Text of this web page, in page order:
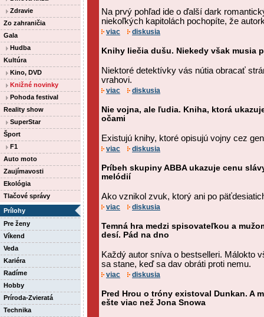
Zdravie
Zo zahraničia
Gala
Hudba
Kultúra
Kino, DVD
Knižné novinky
Pohoda festival
Reality show
SuperStar
Šport
F1
Auto moto
Zaujímavosti
Ekológia
Tlačové správy
Prílohy
Pre ženy
Víkend
Veda
Kariéra
Radíme
Hobby
Príroda-Zvieratá
Technika
Na prvý pohľad ide o ďalší dark
niekoľkých kapitolách pochopíte, že
viac diskusia
Knihy liečia dušu. Niekedy však musia
Niektoré detektívky vás nútia obracať
vrahovi.
viac diskusia
Nie vojna, ale ľudia. Kniha, ktorá
očami
Existujú knihy, ktoré opisujú vojny cez
viac diskusia
Príbeh skupiny ABBA ukazuje cenu
melódií
Ako vznikol zvuk, ktorý ani po
viac diskusia
Temná hra medzi spisovateľkou a
desí. Pád na dno
Každý autor sníva o bestselleri. Málokto
sa stane, keď sa dav obráti proti nemu.
viac diskusia
Pred Hrou o tróny existoval Dunkan. A
ešte viac než Jona Snowa